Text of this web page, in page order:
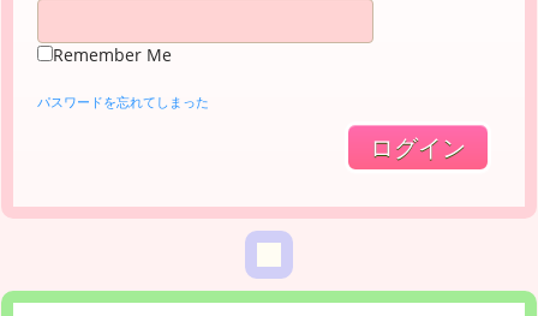
Remember Me
パスワードを忘れてしまった